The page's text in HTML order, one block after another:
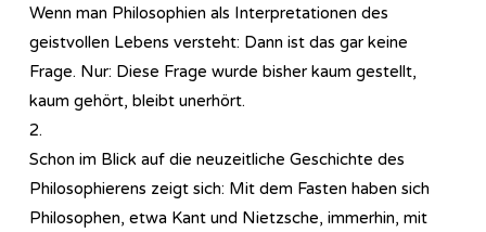
Wenn man Philosophien als Interpretationen des
geistvollen Lebens versteht: Dann ist das gar keine
Frage. Nur: Diese Frage wurde bisher kaum gestellt,
kaum gehört, bleibt unerhört.
2.
Schon im Blick auf die neuzeitliche Geschichte des
Philosophierens zeigt sich: Mit dem Fasten haben sich
Philosophen, etwa Kant und Nietzsche, immerhin, mit